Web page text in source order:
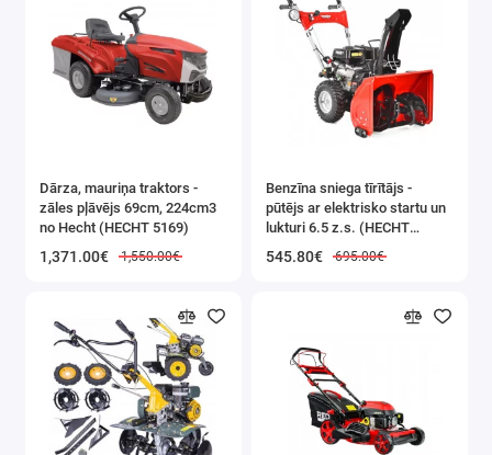
Dārza, mauriņa traktors -
zāles pļāvējs 69cm, 224cm3
no Hecht (HECHT 5169)
1,371.00€ 1,550.00€
Benzīna sniega tīrītājs -
pūtējs ar elektrisko startu un
lukturi 6.5 z.s. (HECHT
545.80€ 695.00€